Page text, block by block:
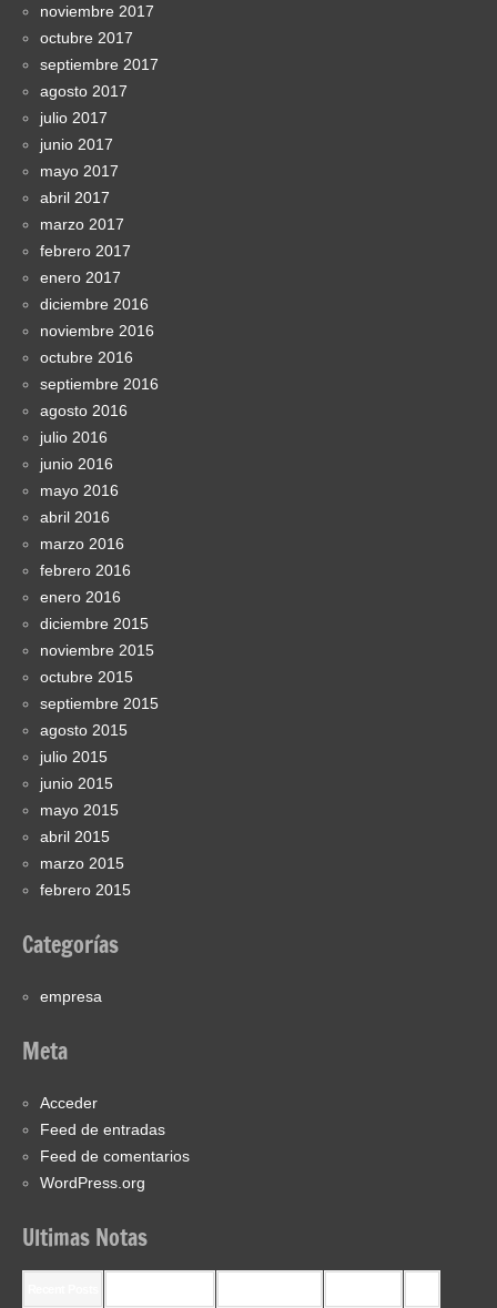
noviembre 2017
octubre 2017
septiembre 2017
agosto 2017
julio 2017
junio 2017
mayo 2017
abril 2017
marzo 2017
febrero 2017
enero 2017
diciembre 2016
noviembre 2016
octubre 2016
septiembre 2016
agosto 2016
julio 2016
junio 2016
mayo 2016
abril 2016
marzo 2016
febrero 2016
enero 2016
diciembre 2015
noviembre 2015
octubre 2015
septiembre 2015
agosto 2015
julio 2015
junio 2015
mayo 2015
abril 2015
marzo 2015
febrero 2015
Categorías
empresa
Meta
Acceder
Feed de entradas
Feed de comentarios
WordPress.org
Ultimas Notas